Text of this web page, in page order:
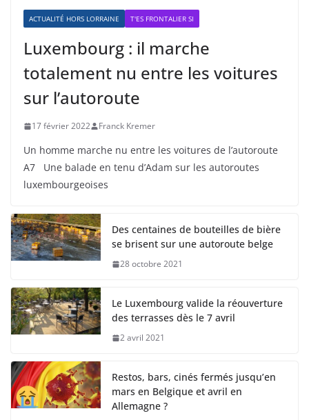
ACTUALITÉ HORS LORRAINE T'ES FRONTALIER SI
Luxembourg : il marche
totalement nu entre les voitures
sur l’autoroute
17 février 2022 Franck Kremer
Un homme marche nu entre les voitures de l’autoroute
A7 Une balade en tenu d’Adam sur les autoroutes
luxembourgeoises
Des centaines de bouteilles de bière
se brisent sur une autoroute belge
28 octobre 2021
Le Luxembourg valide la réouverture
des terrasses dès le 7 avril
2 avril 2021
Restos, bars, cinés fermés jusqu’en
mars en Belgique et avril en
Allemagne ?